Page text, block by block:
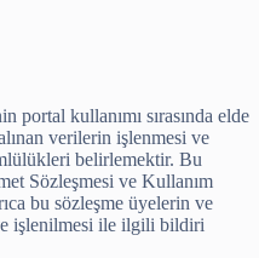
portal kullanımı sırasında elde
verilerin işlenmesi ve
belirlemektir. Bu
Sözleşmesi ve Kullanım
bu sözleşme üyelerin ve
işlenilmesi ile ilgili bildiri